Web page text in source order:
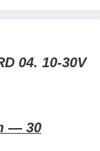
04. 10-30V
— 30